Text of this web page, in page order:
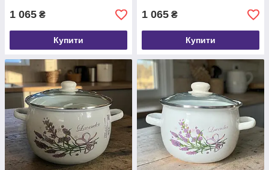
1 065 ₴
Купити
1 065 ₴
Купити